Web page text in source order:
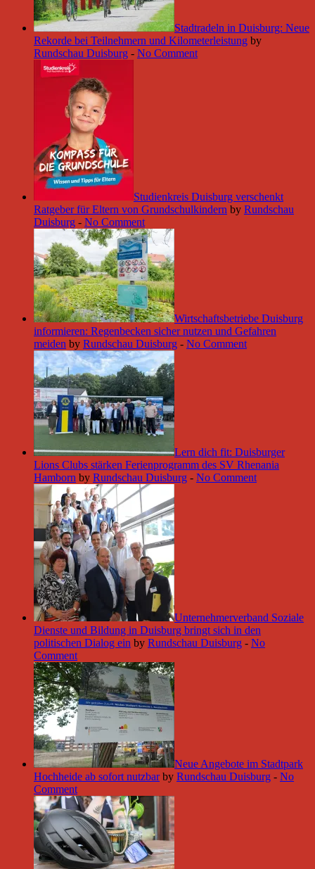
Stadtradeln in Duisburg: Neue
Rekorde bei Teilnehmern und Kilometerleistung by
Rundschau Duisburg - No Comment
Studienkreis Duisburg verschenkt
Ratgeber für Eltern von Grundschulkindern by Rundschau
Duisburg - No Comment
Wirtschaftsbetriebe Duisburg
informieren: Regenbecken sicher nutzen und Gefahren
meiden by Rundschau Duisburg - No Comment
Lern dich fit: Duisburger
Lions Clubs stärken Ferienprogramm des SV Rhenania
Hamborn by Rundschau Duisburg - No Comment
Unternehmerverband Soziale
Dienste und Bildung in Duisburg bringt sich in den
politischen Dialog ein by Rundschau Duisburg - No
Comment
Neue Angebote im Stadtpark
Hochheide ab sofort nutzbar by Rundschau Duisburg - No
Comment